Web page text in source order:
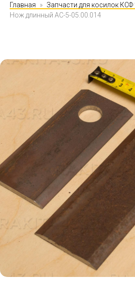
Главная
Запчасти для косилок
Нож длинный АС-5-05.00.014